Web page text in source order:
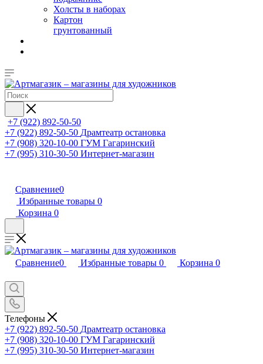
Холсты в наборах
Картон
грунтованный
+7 (922) 892-50-50
+7 (922) 892-50-50 Драмтеатр остановка
+7 (908) 320-10-00 ГУМ Гагаринский
+7 (995) 310-30-50 Интернет-магазин
Сравнение0
Избранные товары 0
Корзина 0
Сравнение0 Избранные товары 0 Корзина 0
Телефоны
+7 (922) 892-50-50 Драмтеатр остановка
+7 (908) 320-10-00 ГУМ Гагаринский
+7 (995) 310-30-50 Интернет-магазин